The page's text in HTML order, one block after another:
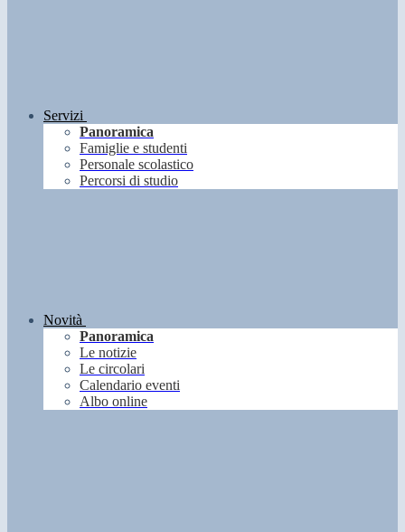
Servizi
Panoramica
Famiglie e studenti
Personale scolastico
Percorsi di studio
Novità
Panoramica
Le notizie
Le circolari
Calendario eventi
Albo online